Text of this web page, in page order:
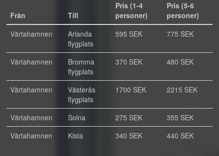
Från Till
Pris (1-4
personer)
Pris (5-6
personer)
Värtahamnen
Arlanda
flygplats
595 SEK 775 SEK
Värtahamnen
Bromma
flygplats
370 SEK 480 SEK
Värtahamnen
Västerås
flygplats
1700 SEK 2215 SEK
Värtahamnen Solna 275 SEK
355 SEK
Värtahamnen
Kista 340 SEK 440 SEK